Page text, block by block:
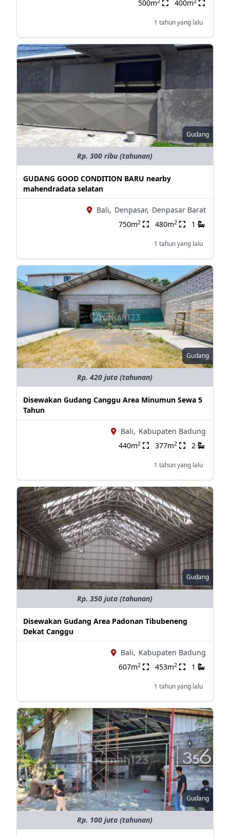
500m 400m
1 tahun yang lalu
Gudang
Rp. 300 ribu (tahunan)
GUDANG GOOD CONDITION BARU nearby
mahendradata selatan
Bali, Denpasar, Denpasar Barat
750m2 480m2 1
1 tahun yang lalu
Gudang
Rp. 420 juta (tahunan)
Disewakan Gudang Canggu Area Minumun Sewa 5
Tahun
Bali, Kabupaten Badung
440m2 377m2 2
1 tahun yang lalu
Gudang
Rp. 350 juta (tahunan)
Disewakan Gudang Area Padonan Tibubeneng
Dekat Canggu
Bali, Kabupaten Badung
607m2 453m2 1
1 tahun yang lalu
Gudang
Rp. 100 juta (tahunan)